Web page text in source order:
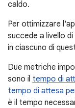
caldo.
Per ottimizzare
succede a livello
in ciascuno di
Due metriche
sono il tempo di
tempo di attesa
è il tempo